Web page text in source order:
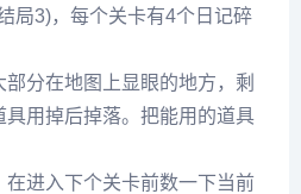
局3)，每个关卡有4个日记碎
分在地图上显眼的地方，剩
用掉后掉落。把能用的道具
进入下个关卡前数一下当前